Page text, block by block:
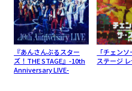
『あんさんぶるスター
ズ！THE STAGE』-10th
Anniversary LIVE-
「チェン
ステージ